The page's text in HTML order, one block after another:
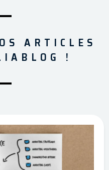
ARTICLES
!